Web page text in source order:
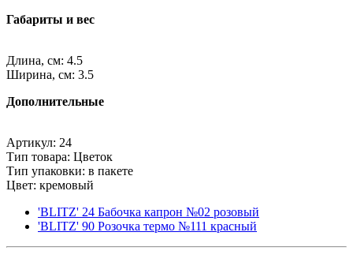
Габариты и вес
Длина, см: 4.5
Ширина, см: 3.5
Дополнительные
Артикул: 24
Тип товара: Цветок
Тип упаковки: в пакете
Цвет: кремовый
'BLITZ' 24 Бабочка капрон №02 розовый
'BLITZ' 90 Розочка термо №111 красный